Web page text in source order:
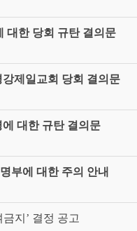
대한 당회 규탄 결의문
제일교회 당회 결의문
대한 규탄 결의문
부에 대한 주의 안내
지’ 결정 공고